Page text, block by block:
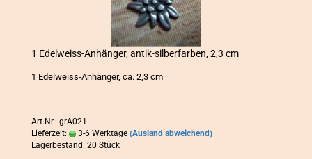
1 Edelweiss-​​An­hän­ger, antik-​​sil­ber­far­ben, 2,3 cm
1 Edelweiss-​Anhänger, ca. 2,3 cm
Art.Nr.: grA021
Lieferzeit:
3-6 Werktage (Ausland abweichend)
Lagerbestand: 20 Stück